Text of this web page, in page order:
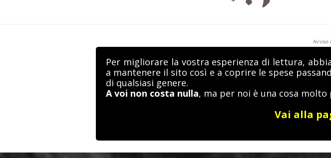
Avviso
Per migliorare la vostra esperienza di lettura,
a mantenere il sito così e a coprire le spese
di qualsiasi genere.
A voi non costa nulla, ma per noi è una cosa molto
Vai alla